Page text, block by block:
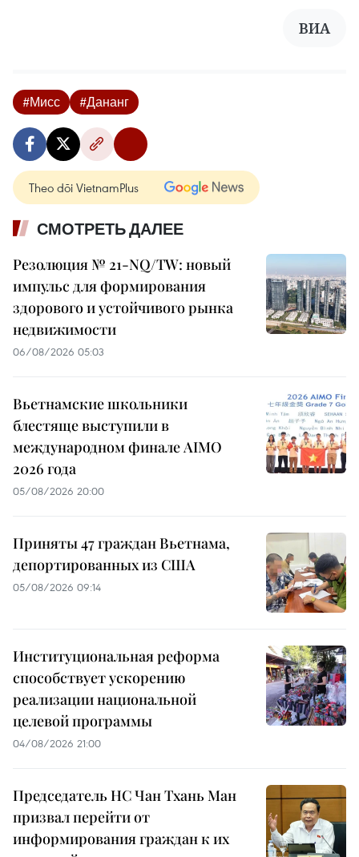
ВИА
#Мисс #Дананг
Theo dõi VietnamPlus
СМОТРЕТЬ ДАЛЕЕ
Резолюция № 21-NQ/TW: новый
импульс для формирования
здорового и устойчивого рынка
недвижимости
06/08/2026 05:03
Вьетнамские школьники
блестяще выступили в
международном финале AIMO
2026 года
05/08/2026 20:00
Приняты 47 граждан Вьетнама,
депортированных из США
05/08/2026 09:14
Институциональная реформа
способствует ускорению
реализации национальной
целевой программы
04/08/2026 21:00
Председатель НС Чан Тхань Ман
призвал перейти от
информирования граждан к их